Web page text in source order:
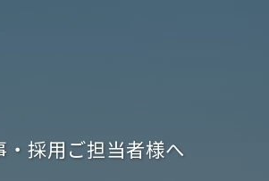
・採用ご担当者様へ